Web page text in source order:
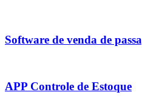
Software de venda de
APP Controle de Estoque